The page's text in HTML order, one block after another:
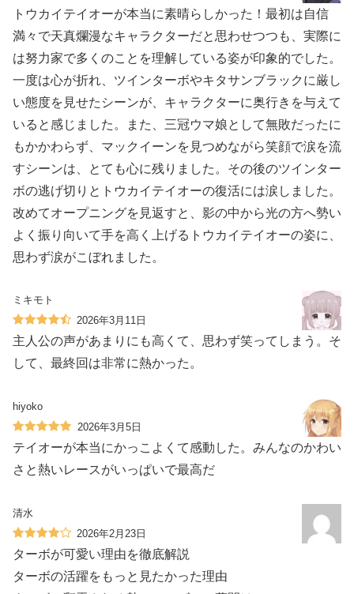
トウカイテイオーが本当に素晴らしかった！最初は自信
満々で天真爛漫なキャラクターだと思わせつつも、実際に
は努力家で多くのことを理解している姿が印象的でした。
一度は心が折れ、ツインターボやキタサンブラックに厳し
い態度を見せたシーンが、キャラクターに奥行きを与えて
いると感じました。また、三冠ウマ娘として無敗だったに
もかかわらず、マックイーンを見つめながら笑顔で涙を流
すシーンは、とても心に残りました。その後のツインター
ボの逃げ切りとトウカイテイオーの復活には涙しました。
改めてオープニングを見返すと、影の中から光の方へ勢い
よく振り向いて手を高く上げるトウカイテイオーの姿に、
思わず涙がこぼれました。
ミキモト
2026年3月11日
主人公の声があまりにも高くて、思わず笑ってしまう。そ
して、最終回は非常に熱かった。
hiyoko
2026年3月5日
テイオーが本当にかっこよくて感動した。みんなのかわい
さと熱いレースがいっぱいで最高だ
清水
2026年2月23日
ターボが可愛い理由を徹底解説
ターボの活躍をもっと見たかった理由